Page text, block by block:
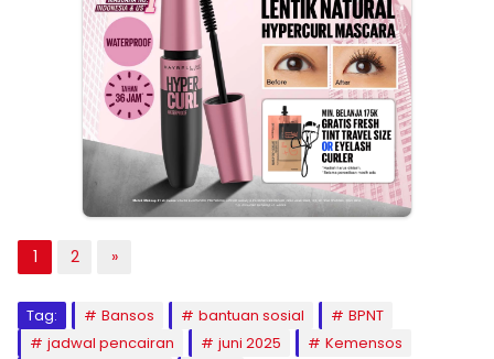
1 2 »
Tag: Bansos bantuan sosial
BPNT
jadwal pencairan
juni 2025
Kemensos